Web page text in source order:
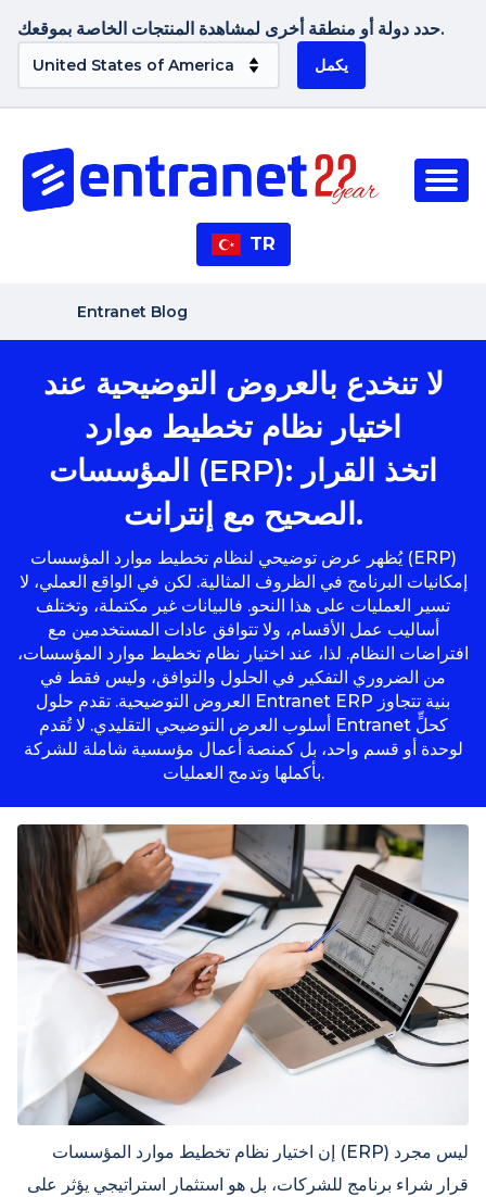
حدد دولة أو منطقة أخرى لمشاهدة المنتجات الخاصة بموقعك.
يكمل
TR
Entranet Blog
لا تنخدع بالعروض التوضيحية عند
اختيار نظام تخطيط موارد
المؤسسات (ERP): اتخذ القرار
الصحيح مع إنترانت.
يُظهر عرض توضيحي لنظام تخطيط موارد المؤسسات (ERP)
إمكانيات البرنامج في الظروف المثالية. لكن في الواقع العملي، لا
تسير العمليات على هذا النحو. فالبيانات غير مكتملة، وتختلف
أساليب عمل الأقسام، ولا تتوافق عادات المستخدمين مع
افتراضات النظام. لذا، عند اختيار نظام تخطيط موارد المؤسسات،
من الضروري التفكير في الحلول والتوافق، وليس فقط في
العروض التوضيحية. تقدم حلول Entranet ERP بنية تتجاوز
أسلوب العرض التوضيحي التقليدي. لا تُقدم Entranet كحلٍّ
لوحدة أو قسم واحد، بل كمنصة أعمال مؤسسية شاملة للشركة
بأكملها وتدمج العمليات.
إن اختيار نظام تخطيط موارد المؤسسات (ERP) ليس مجرد
قرار شراء برنامج للشركات، بل هو استثمار استراتيجي يؤثر على